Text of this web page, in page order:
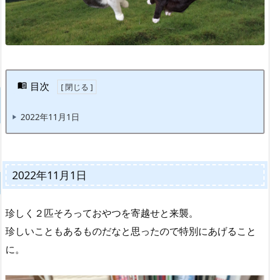
目次
2022年11月1日
2022年11月1日
珍しく２匹そろっておやつを寄越せと来襲。
珍しいこともあるものだなと思ったので特別にあげること
に。